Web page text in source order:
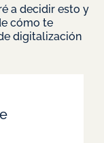
a decidir esto y
cómo te
digitalización